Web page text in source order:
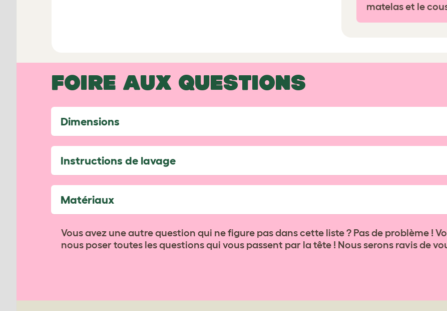
matelas et le
FOIRE AUX QUESTIONS
Dimensions
Instructions de lavage
Matériaux
Vous avez une autre question qui ne figure pas dans cette liste ? Pas de problème !
nous poser toutes les questions qui vous passent par la tête ! Nous serons ravis de